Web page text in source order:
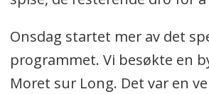
Onsdag startet mer av det
programmet. Vi besøkte en
Moret sur Long. Det var en